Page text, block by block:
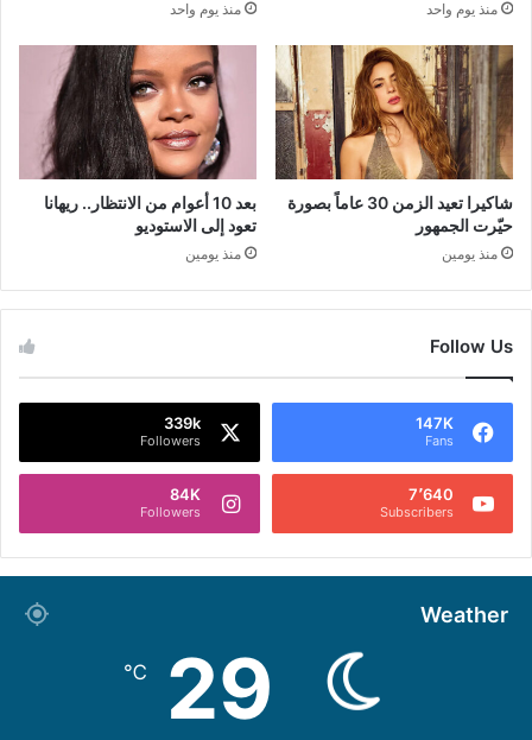
منذ يوم واحد منذ يوم واحد
شاكيرا تعيد الزمن 30 عاماً بصورة
حيّرت الجمهور
منذ يومين
بعد 10 أعوام من الانتظار.. ريهانا
تعود إلى الاستوديو
منذ يومين
Follow Us
147K
Fans
339k
Followers
7٬640
Subscribers
84K
Followers
Weather
29
℃